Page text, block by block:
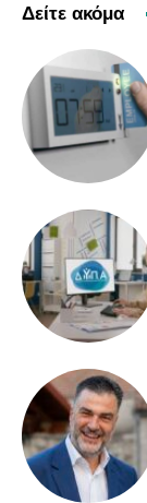
Δείτε ακόμα